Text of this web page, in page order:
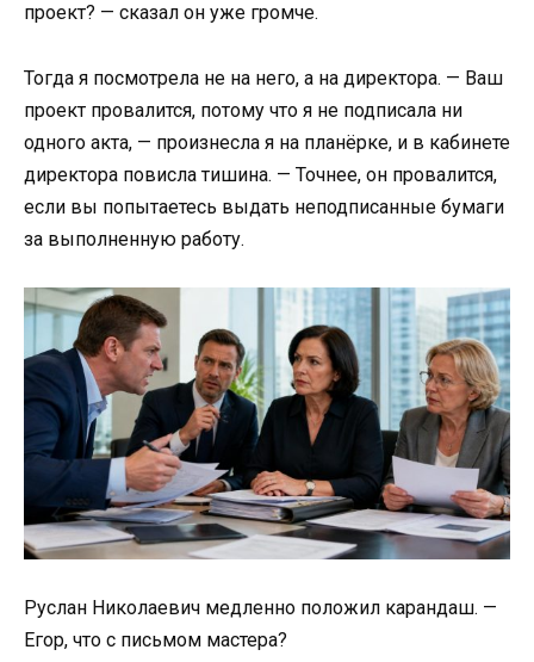
проект? — сказал он уже громче.
Тогда я посмотрела не на него, а на директора. — Ваш
проект провалится, потому что я не подписала ни
одного акта, — произнесла я на планёрке, и в кабинете
директора повисла тишина. — Точнее, он провалится,
если вы попытаетесь выдать неподписанные бумаги
за выполненную работу.
Руслан Николаевич медленно положил карандаш. —
Егор, что с письмом мастера?